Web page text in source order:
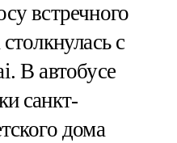
встречного
с
В автобусе
санкт-
дома